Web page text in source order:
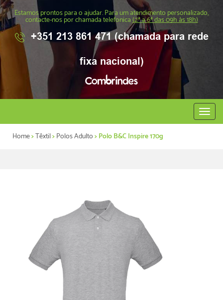
Estamos prontos para o ajudar. Para um atendimento personalizado,
contacte-nos por chamada telefonica(2ª a 6ª das 09h às 18h)
+351 213 861 471 (chamada para rede
fixa nacional)
Abrir
menu
Home>Têxtil>Polos Adulto> Polo B&C Inspire 170g